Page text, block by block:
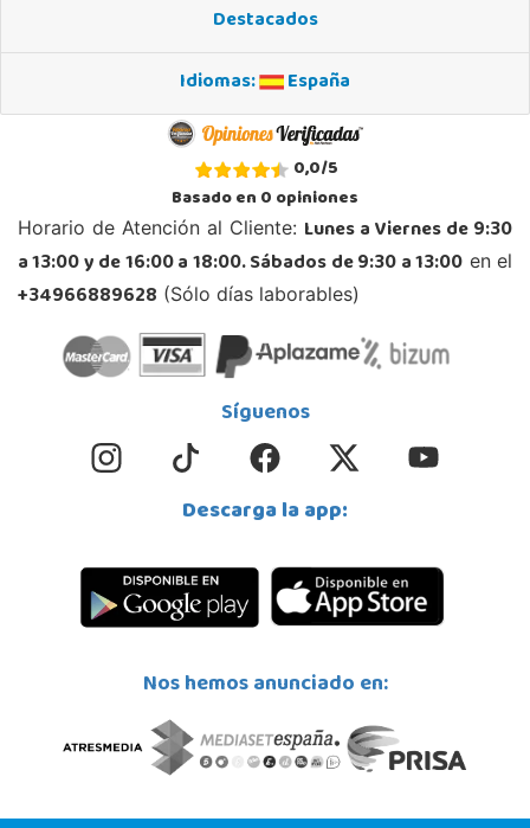
Destacados
Idiomas:
España
0,0/5
Basado en0opiniones
Horario de Atención al Cliente: Lunes a Viernes de 9:30
a 13:00 y de 16:00 a 18:00. Sábados de 9:30 a 13:00 en el
+34966889628 (Sólo días laborables)
Síguenos
Descarga la app:
Nos hemos anunciado en: